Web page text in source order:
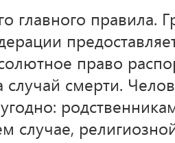
главного правила.
право
смерти.
случае,